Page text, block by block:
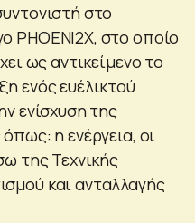
στο
PHOENI2X, στο οποίο
ως αντικείμενο το
ενός ευέλικτού
ενίσχυση της
η ενέργεια, οι
της Τεχνικής
και ανταλλαγής